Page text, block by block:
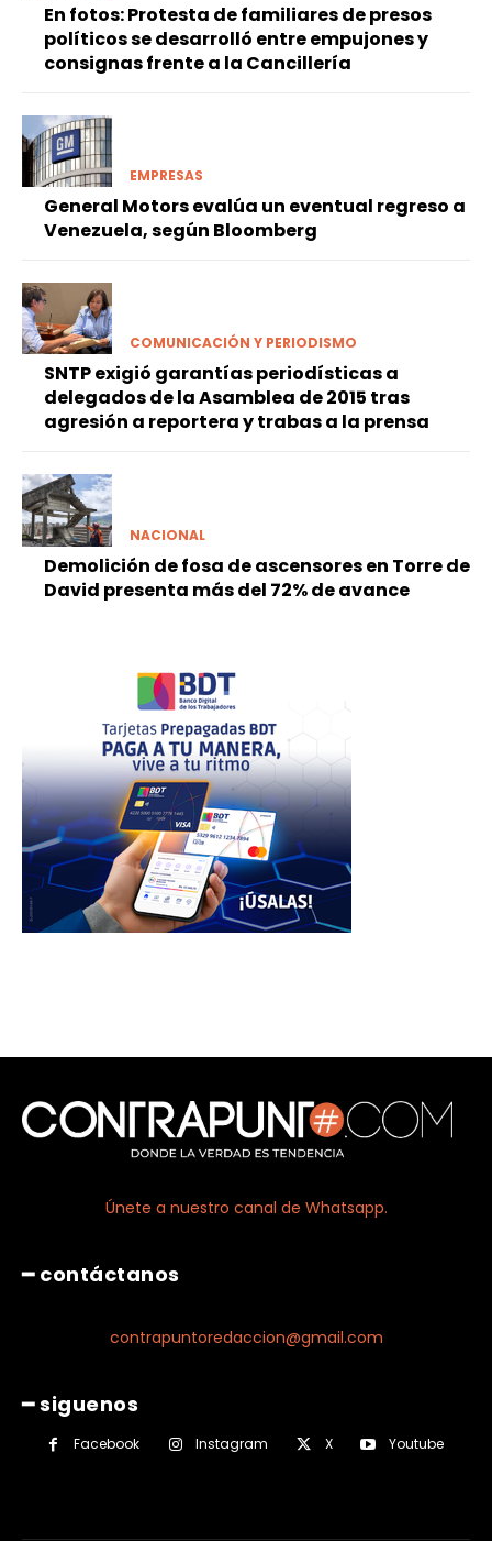
En fotos: Protesta de familiares de presos
políticos se desarrolló entre empujones y
consignas frente a la Cancillería
EMPRESAS
General Motors evalúa un eventual regreso a
Venezuela, según Bloomberg
COMUNICACIÓN Y PERIODISMO
SNTP exigió garantías periodísticas a
delegados de la Asamblea de 2015 tras
agresión a reportera y trabas a la prensa
NACIONAL
Demolición de fosa de ascensores en Torre de
David presenta más del 72% de avance
Únete a nuestro canal de Whatsapp.
━ contáctanos
contrapuntoredaccion@gmail.com
━ siguenos
Facebook Instagram X Youtube